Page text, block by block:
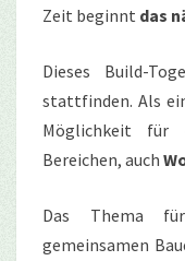
Zeit beginnt das
Dieses Build-
stattfinden. Als
Möglichkeit für
Bereichen, auch
Das Thema
gemeinsamen